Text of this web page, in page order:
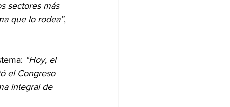
sectores más
que lo rodea”,
“Hoy, el
el Congreso
integral de